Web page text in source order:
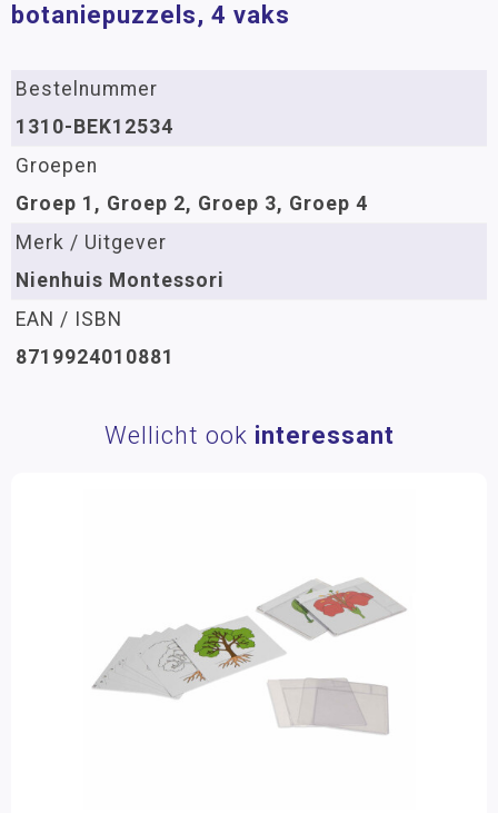
botaniepuzzels, 4 vaks
Bestelnummer
1310-BEK12534
Groepen
Groep 1, Groep 2, Groep 3, Groep 4
Merk / Uitgever
Nienhuis Montessori
EAN / ISBN
8719924010881
Wellicht ook interessant